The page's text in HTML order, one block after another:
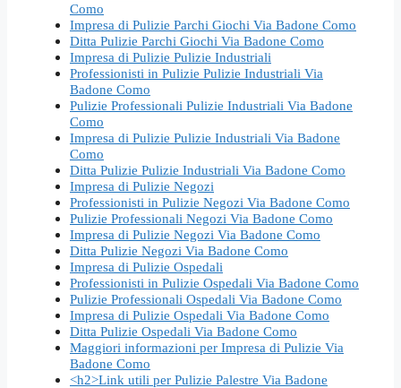
Como
Impresa di Pulizie Parchi Giochi Via Badone Como
Ditta Pulizie Parchi Giochi Via Badone Como
Impresa di Pulizie Pulizie Industriali
Professionisti in Pulizie Pulizie Industriali Via
Badone Como
Pulizie Professionali Pulizie Industriali Via Badone
Como
Impresa di Pulizie Pulizie Industriali Via Badone
Como
Ditta Pulizie Pulizie Industriali Via Badone Como
Impresa di Pulizie Negozi
Professionisti in Pulizie Negozi Via Badone Como
Pulizie Professionali Negozi Via Badone Como
Impresa di Pulizie Negozi Via Badone Como
Ditta Pulizie Negozi Via Badone Como
Impresa di Pulizie Ospedali
Professionisti in Pulizie Ospedali Via Badone Como
Pulizie Professionali Ospedali Via Badone Como
Impresa di Pulizie Ospedali Via Badone Como
Ditta Pulizie Ospedali Via Badone Como
Maggiori informazioni per Impresa di Pulizie Via
Badone Como
<h2>Link utili per Pulizie Palestre Via Badone